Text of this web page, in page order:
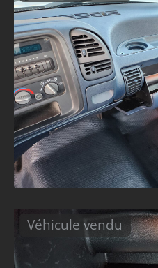
Véhicule vendu